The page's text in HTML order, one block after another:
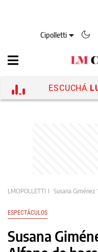
Cipolletti
ESCUCHÁ
LMCIPOLLETTI Susana Giménez
ESPECTÁCULOS
Susana